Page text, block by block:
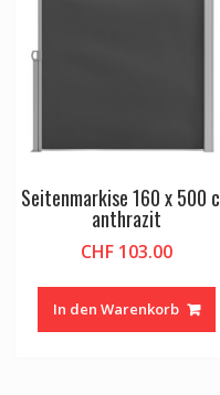
Seitenmarkise 160 x 500
anthrazit
CHF 103.00
In den Warenkorb